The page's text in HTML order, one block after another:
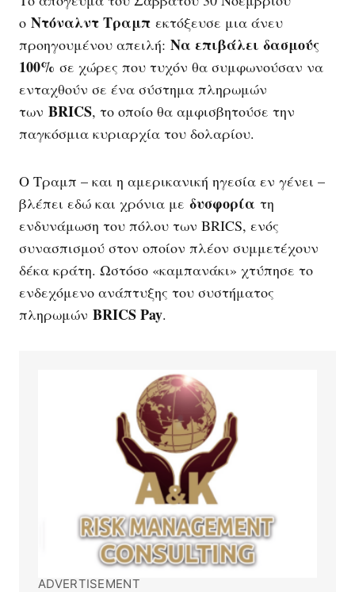
ο Ντόναλντ Τραμπ εκτόξευσε μια άνευ
προηγουμένου απειλή: Να επιβάλει δασμούς
100% σε χώρες που τυχόν θα συμφωνούσαν να
ενταχθούν σε ένα σύστημα πληρωμών
των BRICS, το οποίο θα αμφισβητούσε την
παγκόσμια κυριαρχία του δολαρίου.
Ο Τραμπ – και η αμερικανική ηγεσία εν γένει –
βλέπει εδώ και χρόνια με δυσφορία τη
ενδυνάμωση του πόλου των BRICS, ενός
συνασπισμού στον οποίον πλέον συμμετέχουν
δέκα κράτη. Ωστόσο «καμπανάκι» χτύπησε το
ενδεχόμενο ανάπτυξης του συστήματος
πληρωμών BRICS Pay.
ADVERTISEMENT